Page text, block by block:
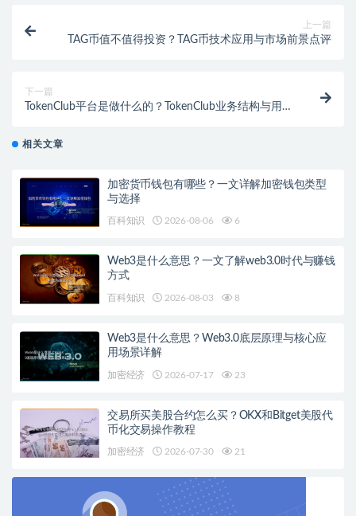
上一篇
TAG币值不值得投资？TAG币技术应用与市场前景点评
下一篇
TokenClub平台是做什么的？TokenClub业务结构与用户
相关文章
加密货币钱包有哪些？一文详解加密钱包类型
与选择
百科知识 2026-08-06 6
Web3是什么意思？一文了解web3.0时代与赚钱
方式
百科知识 2026-08-03 8
Web3是什么意思？Web3.0底层原理与核心应
用场景详解
加密经济 2026-07-17 23
交易所买美股合约怎么买？OKX和Bitget美股代
币化交易操作教程
加密经济 2026-07-30 21